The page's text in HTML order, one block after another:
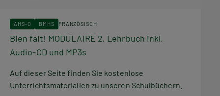
AHS-O BMHS FRANZÖSISCH
Bien fait! MODULAIRE 2, Lehrbuch inkl.
Audio-CD und MP3s
Auf dieser Seite finden Sie kostenlose
Unterrichtsmaterialien zu unseren Schulbüchern.